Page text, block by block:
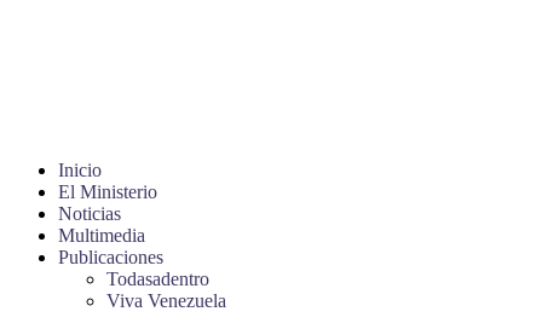
Inicio
El Ministerio
Noticias
Multimedia
Publicaciones
Todasadentro
Viva Venezuela